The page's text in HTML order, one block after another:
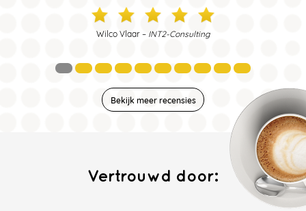
Wilco Vlaar – INT2-Consulting
Bekijk meer recensies
Vertrouwd door: